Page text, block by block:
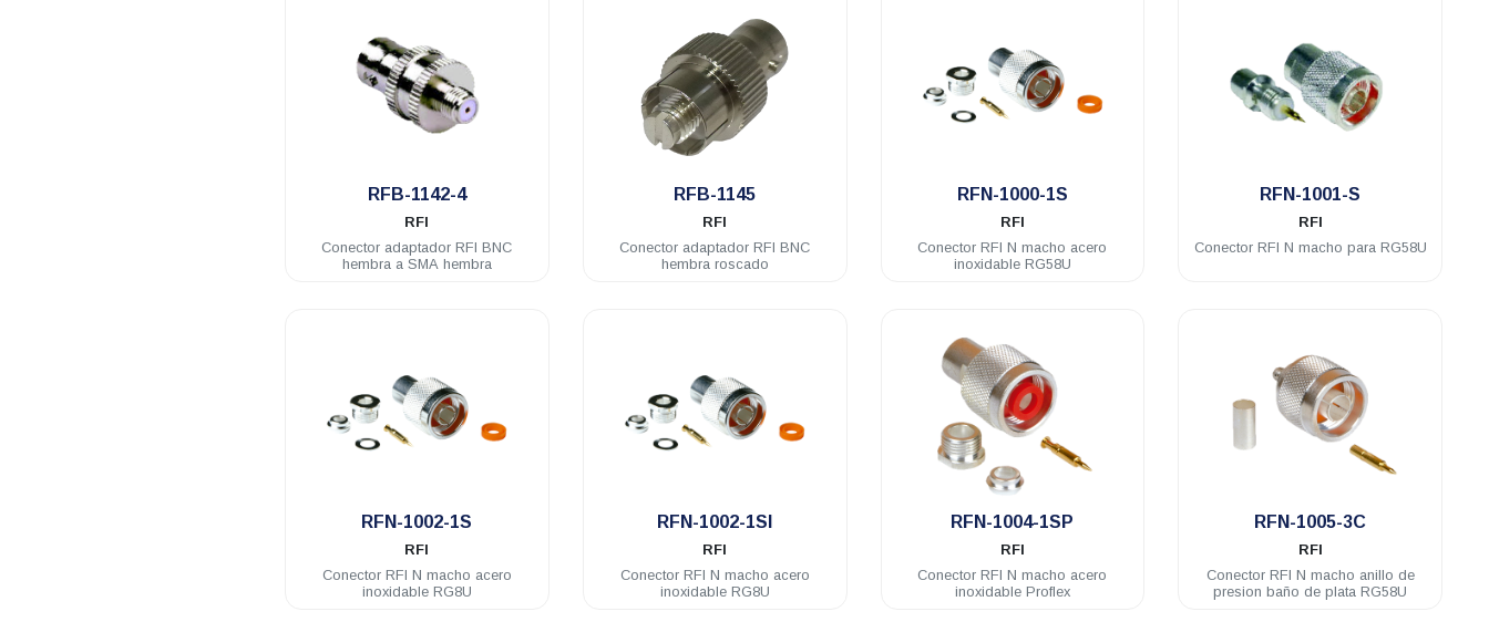
RFB-1142-4
RFI
Conector adaptador RFI BNC
hembra a SMA hembra
RFB-1145
RFI
Conector adaptador RFI BNC
hembra roscado
RFN-1000-1S
RFI
Conector RFI N macho acero
inoxidable RG58U
RFN-1001-S
RFI
Conector RFI N macho para RG58U
RFN-1002-1S
RFI
Conector RFI N macho acero
inoxidable RG8U
RFN-1002-1SI
RFI
Conector RFI N macho acero
inoxidable RG8U
RFN-1004-1SP
RFI
Conector RFI N macho acero
inoxidable Proflex
RFN-1005-3C
RFI
Conector RFI N macho anillo de
presion baño de plata RG58U